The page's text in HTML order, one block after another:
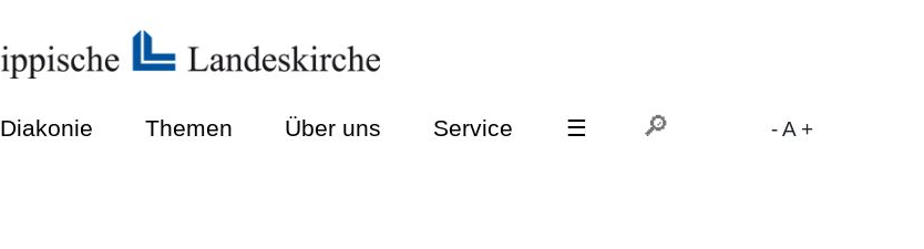
Diakonie Themen Über uns Service ☰ -A +